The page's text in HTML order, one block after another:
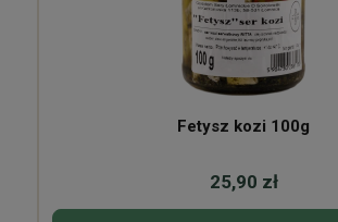
Fetysz kozi 100g
25,90 zł